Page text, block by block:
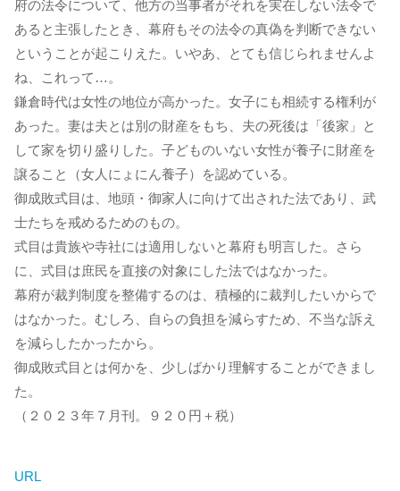
府の法令について、他方の当事者がそれを実在しない法令で
あると主張したとき、幕府もその法令の真偽を判断できない
ということが起こりえた。いやあ、とても信じられませんよ
ね、これって…。
鎌倉時代は女性の地位が高かった。女子にも相続する権利が
あった。妻は夫とは別の財産をもち、夫の死後は「後家」と
して家を切り盛りした。子どものいない女性が養子に財産を
譲ること（女人にょにん養子）を認めている。
御成敗式目は、地頭・御家人に向けて出された法であり、武
士たちを戒めるためのもの。
式目は貴族や寺社には適用しないと幕府も明言した。さら
に、式目は庶民を直接の対象にした法ではなかった。
幕府が裁判制度を整備するのは、積極的に裁判したいからで
はなかった。むしろ、自らの負担を減らすため、不当な訴え
を減らしたかったから。
御成敗式目とは何かを、少しばかり理解することができまし
た。
（２０２３年７月刊。９２０円＋税）
URL